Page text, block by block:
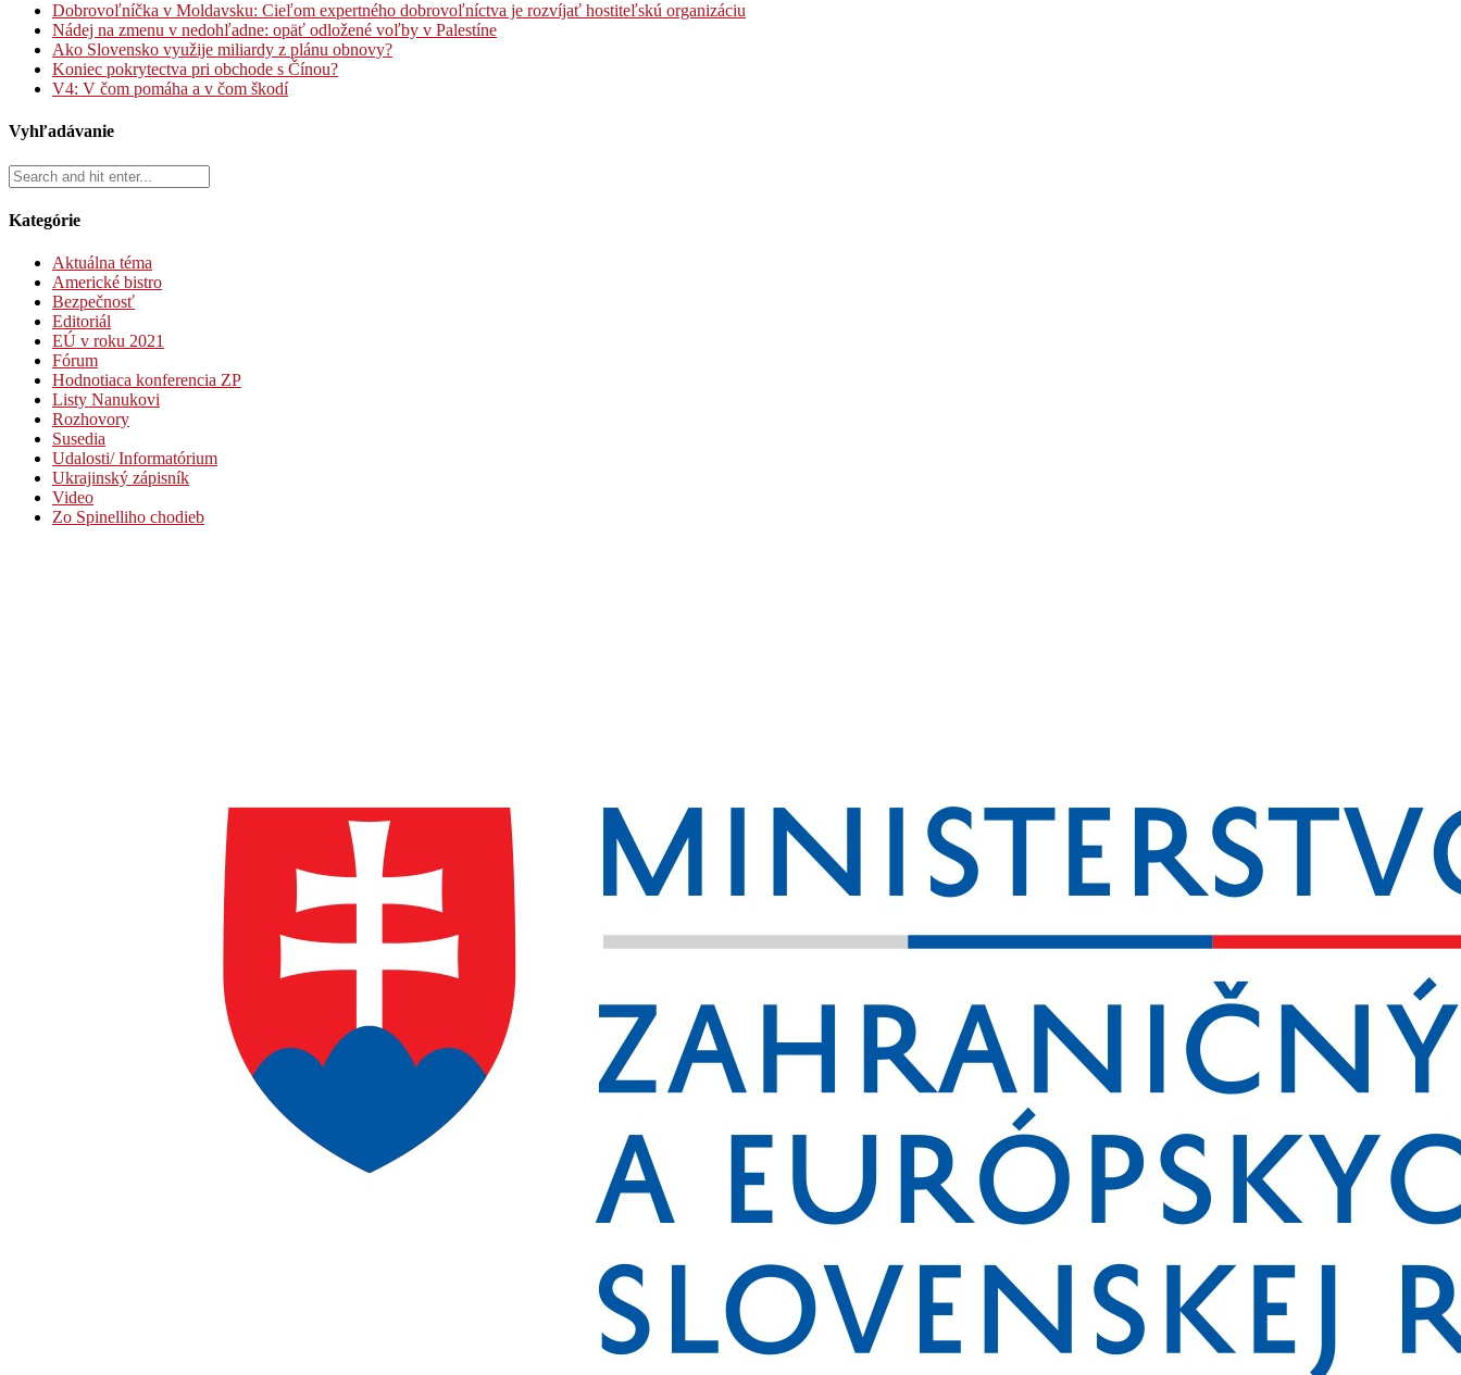
Dobrovoľníčka v Moldavsku: Cieľom expertného dobrovoľníctva je rozvíjať hostiteľskú organizáciu
Nádej na zmenu v nedohľadne: opäť odložené voľby v Palestíne
Ako Slovensko využije miliardy z plánu obnovy?
Koniec pokrytectva pri obchode s Čínou?
V4: V čom pomáha a v čom škodí
Vyhľadávanie
Kategórie
Aktuálna téma
Americké bistro
Bezpečnosť
Editoriál
EÚ v roku 2021
Fórum
Hodnotiaca konferencia ZP
Listy Nanukovi
Rozhovory
Susedia
Udalosti/ Informatórium
Ukrajinský zápisník
Video
Zo Spinelliho chodieb